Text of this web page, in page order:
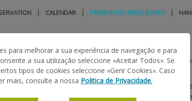
| CALENDAR | PERGUNTAS FREQUENTES |
que altera aPortaria n.º 57/2015, introduz uma
a atribuição de Direitos ao Pagamento
em zona vulnerável (ZV), de acordo com a
para melhorar a sua experiência de navegação e para
a sua utilização seleccione «Aceitar Todos». Se
tipos de cookies seleccione «Gerir Cookies». Caso
mais, consulte a nossa Politica de Privacidade.